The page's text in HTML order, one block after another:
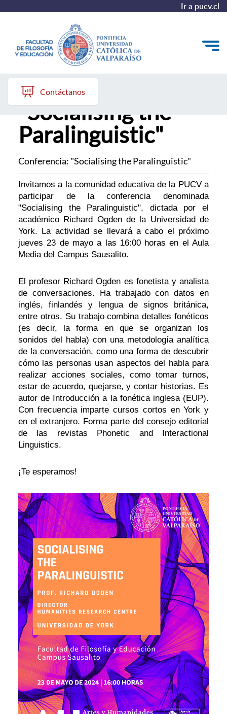
Ir a pucv.cl
Quiénes somos
Líneas de trabajo 2025-2028
Historia
Contáctanos
Conferencia:
"Socialising the
Paralinguistic"
Conferencia: "Socialising the Paralinguistic"
Invitamos a la comunidad educativa de la PUCV a
participar de la conferencia denominada
"Socialising the Paralinguistic", dictada por el
académico Richard Ogden de la Universidad de
York. La actividad se llevará a cabo el próximo
jueves 23 de mayo a las 16:00 horas en el Aula
Media del Campus Sausalito.
El profesor Richard Ogden es fonetista y analista
de conversaciones. Ha trabajado con datos en
inglés, finlandés y lengua de signos británica,
entre otros. Su trabajo combina detalles fonéticos
(es decir, la forma en que se organizan los
sonidos del habla) con una metodología analítica
de la conversación, como una forma de descubrir
cómo las personas usan aspectos del habla para
realizar acciones sociales, como tomar turnos,
estar de acuerdo, quejarse, y contar historias. Es
autor de Introducción a la fonética inglesa (EUP).
Con frecuencia imparte cursos cortos en York y
en el extranjero. Forma parte del consejo editorial
de las revistas Phonetic and Interactional
Linguistics.
¡Te esperamos!